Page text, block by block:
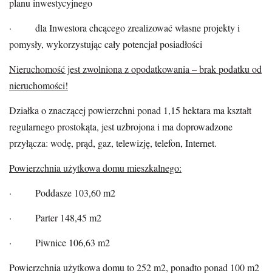
planu inwestycyjnego
· dla Inwestora chcącego zrealizować własne projekty i
pomysły, wykorzystując cały potencjał posiadłości
Nieruchomość jest zwolniona z opodatkowania – brak podatku od
nieruchomości!
Działka o znaczącej powierzchni ponad 1,15 hektara ma kształt
regularnego prostokąta, jest uzbrojona i ma doprowadzone
przyłącza: wodę, prąd, gaz, telewizję, telefon, Internet.
Powierzchnia użytkowa domu mieszkalnego:
· Poddasze 103,60 m2
· Parter 148,45 m2
· Piwnice 106,63 m2
Powierzchnia użytkowa domu to 252 m2, ponadto ponad 100 m2